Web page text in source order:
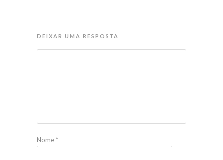
DEIXAR UMA RESPOSTA
Nome*